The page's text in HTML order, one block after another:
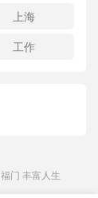
上海
工作
福门 丰富人生